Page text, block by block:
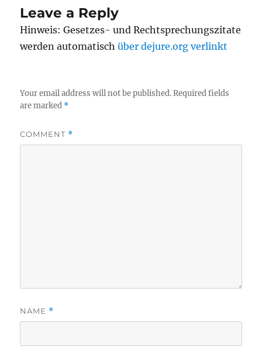
Leave a Reply
Hinweis: Gesetzes- und Rechtsprechungszitate
werden automatischüber dejure.org verlinkt
Your email address will not be published. Required fields
are marked *
COMMENT *
NAME *